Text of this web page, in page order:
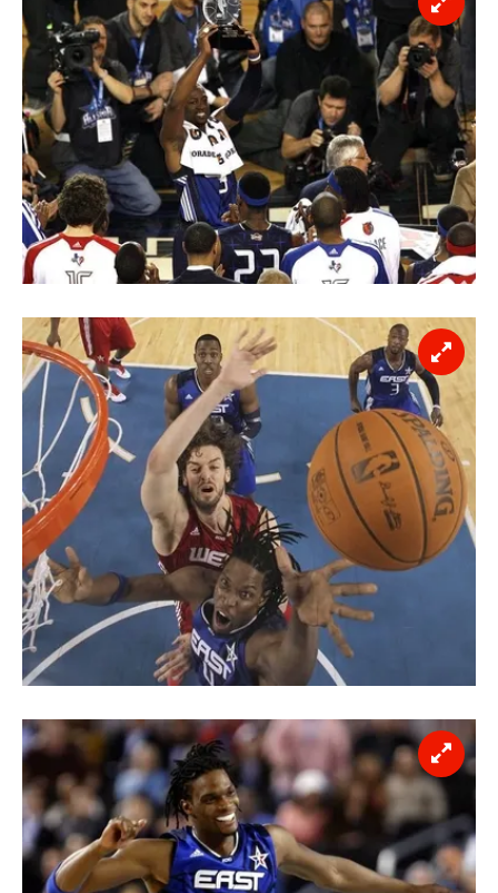
Çerezlere ilişkin tercihlerinizi aşağıda yer alan panel
vasıtasıyla belirleyebilirsiniz. Çerezlere ilişkin detaylı bilgi
için Ayarlar butonuna tıklayabilir,Çerez Bilgilendirme
Metnimiziziyaret edebilirsiniz.
6698 sayılı Kişisel Verilerin Korunması Kanunu uyarınca
hazırlanmış Aydınlatma Metnimizi okumak ve sitemizde
ilgili mevzuata uygun olarak kullanılan çerezlerle ilgili bilgi
almak için lütfentıklayınız.